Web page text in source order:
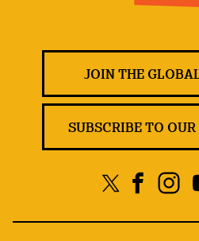
JOIN THE
SUBSCRIBE TO